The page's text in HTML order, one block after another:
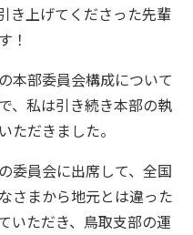
き上げてくださった先輩
！
本部委員会構成について
、私は引き続き本部の執
ただきました。
委員会に出席して、全国
さまから地元とは違った
いただき、鳥取支部の運